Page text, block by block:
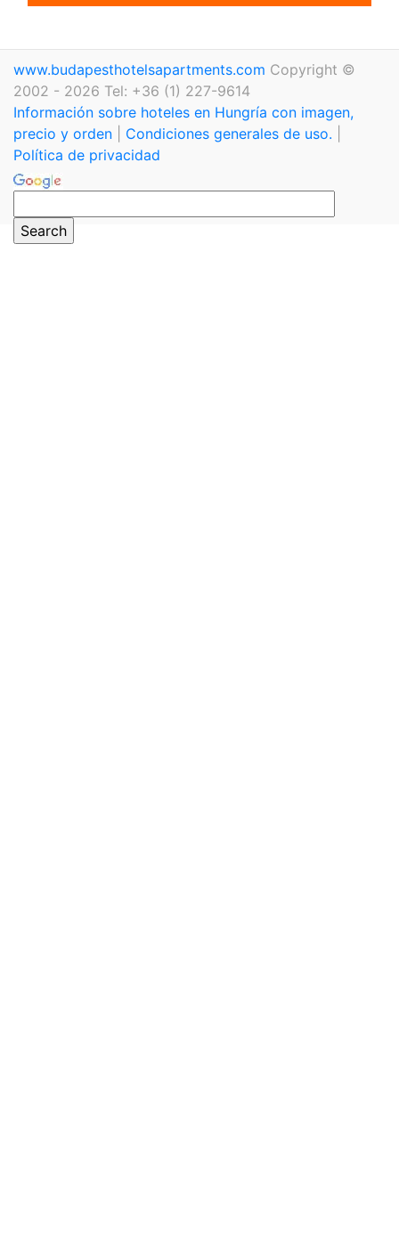
www.budapesthotelsapartments.com Copyright ©
2002 - 2026 Tel: +36 (1) 227-9614
Información sobre hoteles en Hungría con imagen,
precio y orden
Condiciones generales de uso.
Política de privacidad